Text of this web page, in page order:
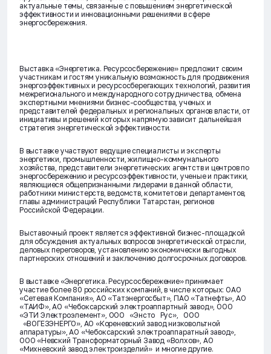
актуальные темы, связанные с повышением энергетической
эффективности и инновационными решениями в сфере
энергосбережения.
Выставка «Энергетика. Ресурсосбережение» предложит своим
участникам и гостям уникальную возможность для продвижения
энергоэффективных и ресурсосберегающих технологий, развития
межрегионального и международного сотрудничества, обмена
экспертными мнениями бизнес-сообщества, ученых и
представителей федеральных и региональных органов власти, от
инициативы и решений которых напрямую зависит дальнейшая
стратегия энергетической эффективности.
В выставке участвуют ведущие специалисты и эксперты
энергетики, промышленности, жилищно-коммунального
хозяйства, представители энергетических агентств и центров по
энергосбережению и ресурсоэффективности, ученые и практики,
являющиеся общепризнанными лидерами в данной области,
работники министерств, ведомств, комитетов и департаментов,
главы администраций Республики Татарстан, регионов
Российской Федерации.
Выставочный проект является эффективной бизнес-площадкой
для обсуждения актуальных вопросов энергетической отрасли,
деловых переговоров, установлению экономически выгодных
партнерских отношений и заключению долгосрочных договоров.
В выставке «Энергетика. Ресурсосбережение» принимает
участие более 80 российских компаний, в числе которых: ОАО
«Сетевая Компания», АО «Татэнергосбыт», ПАО «Татнефть», АО
«ТАИФ», АО «Чебоксарский электроаппартный завод», ООО
«ЭТИ Электроэлемент», ООО «Энсто Рус», ООО
«ВОГЕЗЭНЕРГО», АО «Кореневский завод низковольтной
аппаратуры», АО «Чебоксарский электроаппаратный завод»,
ООО «Невский Трансформаторный Завод «Волхов», АО
«Михневский завод электроизделий» и многие другие.